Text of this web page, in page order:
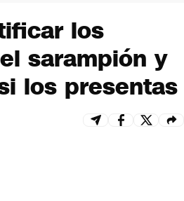
los
sarampión y
los presentas